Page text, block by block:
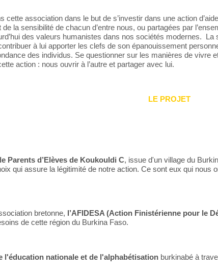
association dans le but de s’investir dans une action
la sensibilité de chacun d’entre nous, ou partagées par
des valeurs humanistes dans nos sociétés modernes.
à lui apporter les clefs de son épanouissement
des individus. Se questionner sur les manières de vivre
action : nous ouvrir à l’autre et partager avec lui.
LE PROJET
Parents d’Elèves de Koukouldi C, issue d'un village du
qui assure la légitimité de notre action. Ce sont eux qui
bretonne, l’AFIDESA (Action Finistérienne pour le
de cette région du Burkina Faso.
l'éducation nationale et de l'alphabétisation burkinabé à